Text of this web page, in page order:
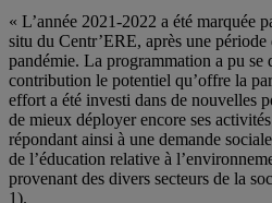
« L’année 2021-2022 a été marquée
situ du Centr’ERE, après une
pandémie. La programmation a pu se
contribution le potentiel qu’offre la
effort a été investi dans de nouvelles
de mieux déployer encore ses
répondant ainsi à une demande
de l’éducation relative à
provenant des divers secteurs de la
1).